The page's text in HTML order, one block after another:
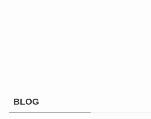
BLOG